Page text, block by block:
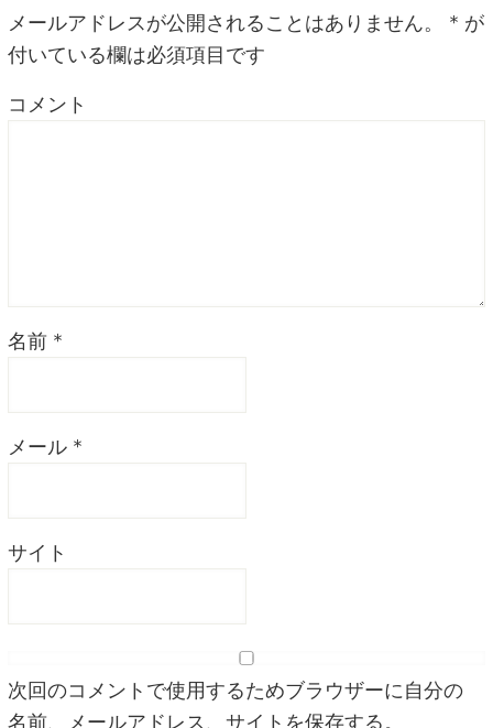
メールアドレスが公開されることはありません。 * が
付いている欄は必須項目です
コメント
名前 *
メール *
サイト
次回のコメントで使用するためブラウザーに自分の
名前、メールアドレス、サイトを保存する。